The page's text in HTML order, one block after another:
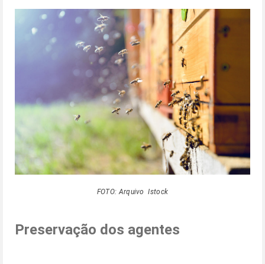
FOTO: Arquivo Istock
Preservação dos agentes